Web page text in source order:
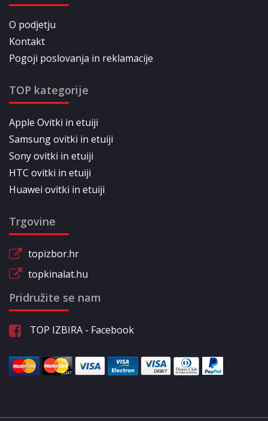
O podjetju
Kontakt
Pogoji poslovanja in reklamacije
TOP kategorije
Apple Ovitki in etuiji
Samsung ovitki in etuiji
Sony ovitki in etuiji
HTC ovitki in etuiji
Huawei ovitki in etuiji
Trgovine
topizbor.hr
topkinalat.hu
Pridružite se nam
TOP IZBIRA - Facebook